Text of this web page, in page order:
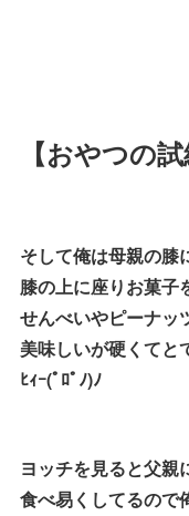
【おやつの試
そして俺は母親の膝
膝の上に座りお菓子
せんべいやピーナッ
美味しいが硬くてと
ﾋｨｰ(ﾟﾛﾟﾉ)ﾉ
ヨッチを見ると父親
食べ易くしてるので